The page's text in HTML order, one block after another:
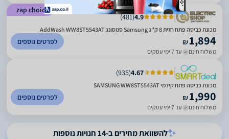
zap choice
4.9
(
481
)
מכונת כביסה פתח חזית 8 ק''ג Samsung סמסונג AddWash WW8ST5543AT
₪1,894
משלוח חינם עד 7 ימי עסקים
לפרטים נוספים
4.67
(
935
)
מכונת כביסה פתח קידמי SAMSUNG WW8ST5543AT
₪1,990
משלוח חינם עד 7 ימי עסקים
לפרטים נוספים
להשוואת מחירים ב-14 חנויות נוספות